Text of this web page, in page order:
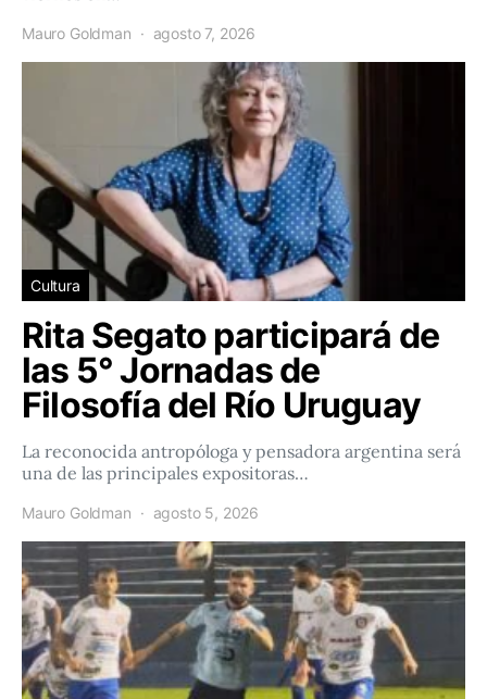
Mauro Goldman agosto 7, 2026
Cultura
Rita Segato participará de
las 5° Jornadas de
Filosofía del Río Uruguay
La reconocida antropóloga y pensadora argentina será
una de las principales expositoras…
Mauro Goldman agosto 5, 2026